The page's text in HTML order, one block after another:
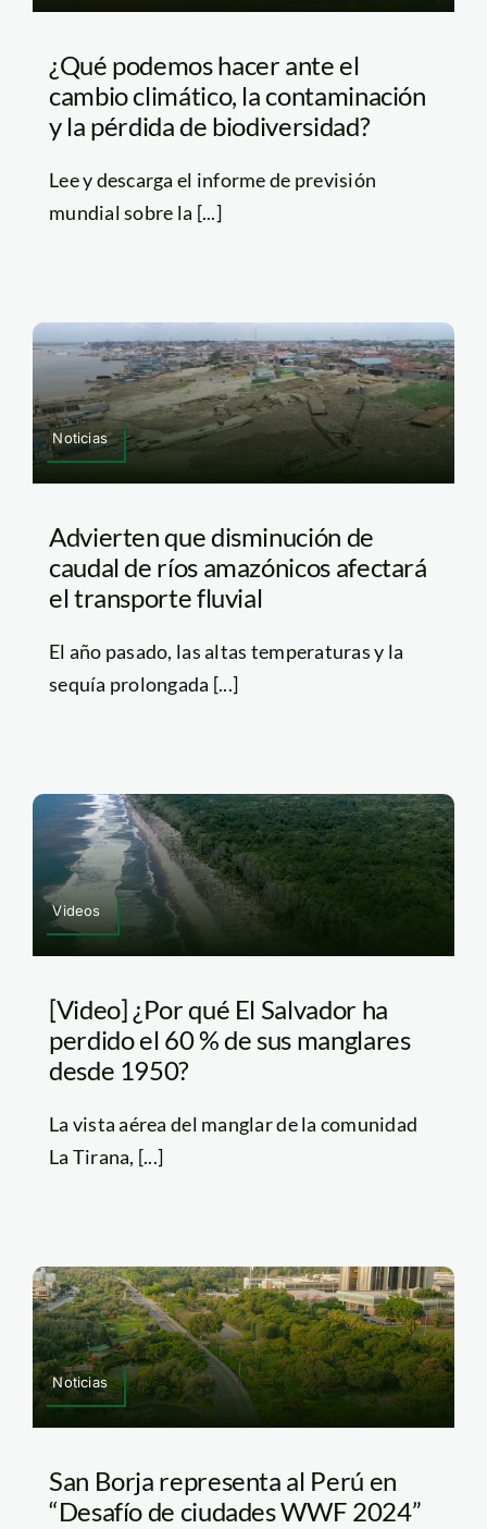
¿Qué podemos hacer ante el
cambio climático, la contaminación
y la pérdida de biodiversidad?
Lee y descarga el informe de previsión
mundial sobre la [...]
Noticias
Advierten que disminución de
caudal de ríos amazónicos afectará
el transporte fluvial
El año pasado, las altas temperaturas y la
sequía prolongada [...]
Videos
[Video] ¿Por qué El Salvador ha
perdido el 60 % de sus manglares
desde 1950?
La vista aérea del manglar de la comunidad
La Tirana, [...]
Noticias
San Borja representa al Perú en
“Desafío de ciudades WWF 2024”